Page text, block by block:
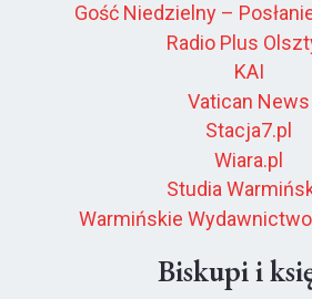
Gość Niedzielny –
Radio Plus
KAI
Vatican News
Stacja7.pl
Wiara.pl
Studia
Warmińskie
Biskupi i